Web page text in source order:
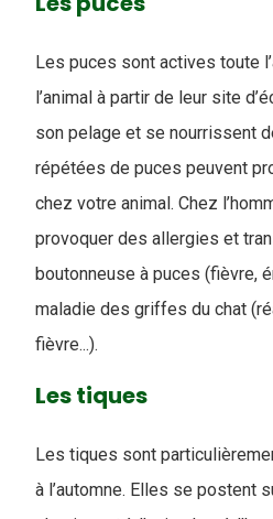
Les puces sont actives toute
l’animal à partir de leur site
son pelage et se nourrissent
répétées de puces peuvent
chez votre animal. Chez
provoquer des allergies et
boutonneuse à puces (fièvre,
maladie des griffes du chat
fièvre...).
Les tiques
Les tiques sont
à l’automne. Elles se postent